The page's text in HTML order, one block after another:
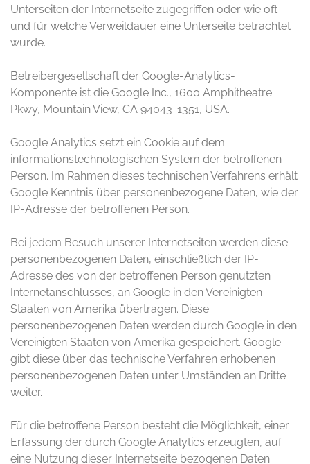
Unterseiten der Internetseite zugegriffen oder wie oft
und für welche Verweildauer eine Unterseite betrachtet
wurde.
Betreibergesellschaft der Google-Analytics-
Komponente ist die Google Inc., 1600 Amphitheatre
Pkwy, Mountain View, CA 94043-1351, USA.
Google Analytics setzt ein Cookie auf dem
informationstechnologischen System der betroffenen
Person. Im Rahmen dieses technischen Verfahrens erhält
Google Kenntnis über personenbezogene Daten, wie der
IP-Adresse der betroffenen Person.
Bei jedem Besuch unserer Internetseiten werden diese
personenbezogenen Daten, einschließlich der IP-
Adresse des von der betroffenen Person genutzten
Internetanschlusses, an Google in den Vereinigten
Staaten von Amerika übertragen. Diese
personenbezogenen Daten werden durch Google in den
Vereinigten Staaten von Amerika gespeichert. Google
gibt diese über das technische Verfahren erhobenen
personenbezogenen Daten unter Umständen an Dritte
weiter.
Für die betroffene Person besteht die Möglichkeit, einer
Erfassung der durch Google Analytics erzeugten, auf
eine Nutzung dieser Internetseite bezogenen Daten